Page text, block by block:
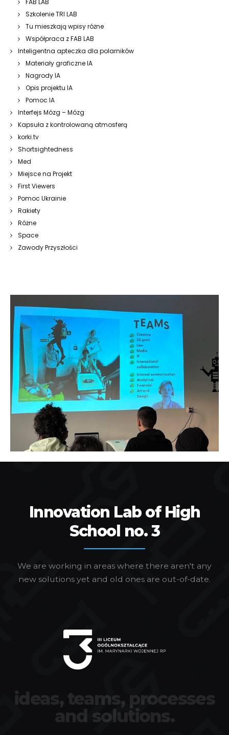
FAB LAB
Szkolenie TRI LAB
Tu mieszkają wpisy różne
Współpraca z FAB LAB
Inteligentna apteczka dla polarników
Materiały graficzne IA
Nagrody IA
Opis projektu IA
Pomoc IA
Interfejs Mózg – Mózg
Kapsuła z kontrolowaną atmosferą
korki.tv
Shortsightedness
Med
Miejsce na Projekt
First Viewers
Pomoc Ukrainie
Rakiety
Różne
Space
Zawody Przyszłości
Innovation Lab of High
School no. 3
We are working in areas where there aren't any
new solutions yet and old ones are out-of-date.
ideas, teams, processes
and solutions.